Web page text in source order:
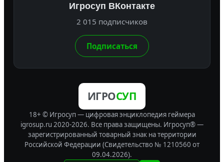
Игросуп ВКонтакте
2 015 подписчиков
Подписаться
ИГРОСУП
18+ © Игросуп — цифровая энциклопедия геймера
igrosup.ru 2020-2026. Все права защищены. Игросуп® —
зарегистрированный товарный знак на территории
Российской Федерации (Свидетельство № 1210560 от
09.04.2026).